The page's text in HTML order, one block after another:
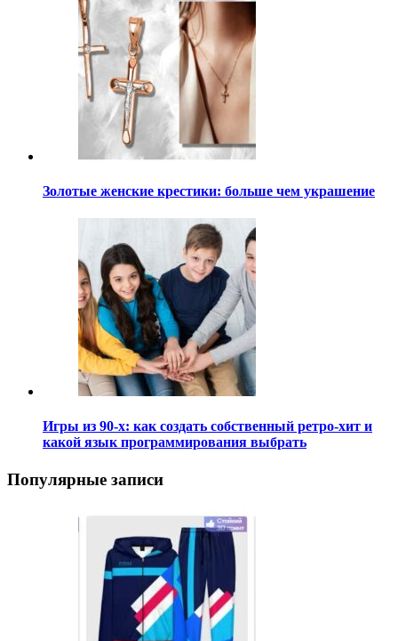
Золотые женские крестики: больше чем украшение
Игры из 90-х: как создать собственный ретро-хит и
какой язык программирования выбрать
Популярные записи